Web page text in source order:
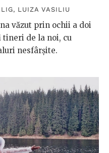
, LUIZA VASILIU
văzut prin ochii a doi
de la noi, cu
nesfârșite.